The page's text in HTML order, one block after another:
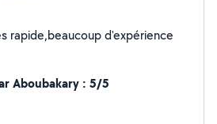
rapide,beaucoup d'expérience
Aboubakary : 5/5